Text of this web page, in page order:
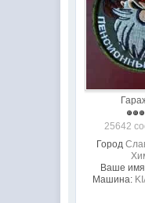
25642
Город
Ваше
Машина: